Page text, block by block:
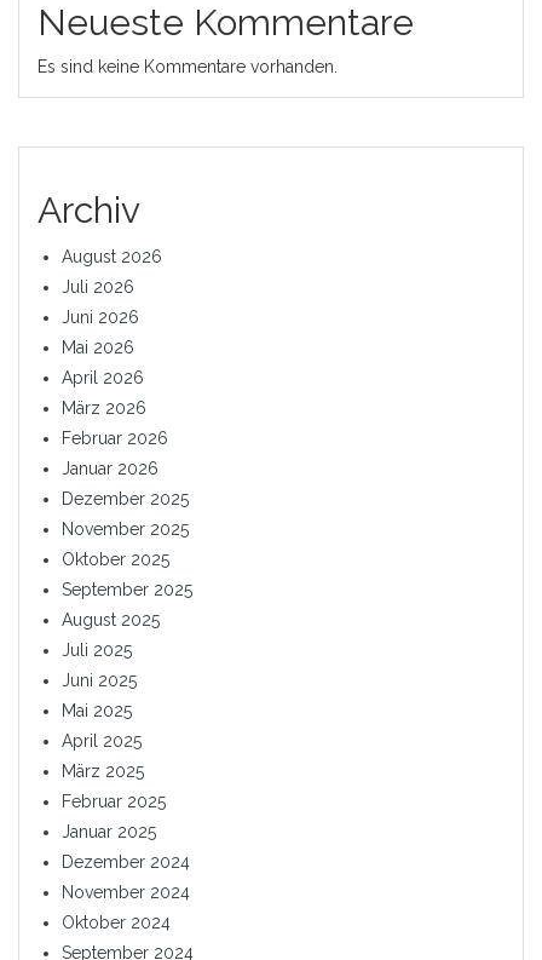
Neueste Kommentare
Es sind keine Kommentare vorhanden.
Archiv
August 2026
Juli 2026
Juni 2026
Mai 2026
April 2026
März 2026
Februar 2026
Januar 2026
Dezember 2025
November 2025
Oktober 2025
September 2025
August 2025
Juli 2025
Juni 2025
Mai 2025
April 2025
März 2025
Februar 2025
Januar 2025
Dezember 2024
November 2024
Oktober 2024
September 2024